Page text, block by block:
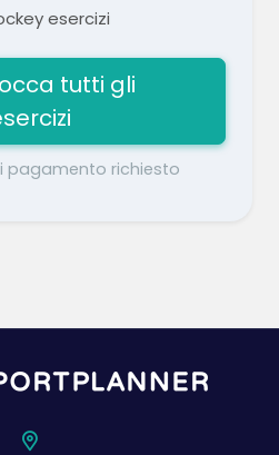
esercizi
tutti gli
pagamento richiesto